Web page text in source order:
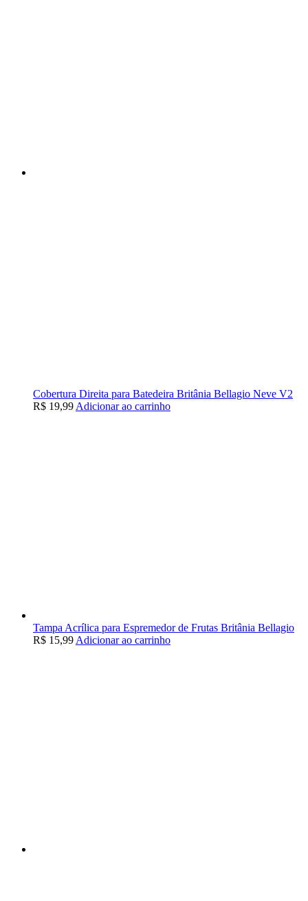
Cobertura Direita para Batedeira Britânia Bellagio Neve V2
R$ 19,99Adicionar ao carrinho
Tampa Acrílica para Espremedor de Frutas Britânia Bellagio
R$ 15,99Adicionar ao carrinho